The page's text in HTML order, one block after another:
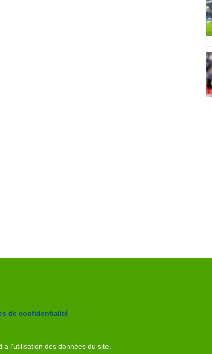
de confidentialité
l'utilisation des données du site.